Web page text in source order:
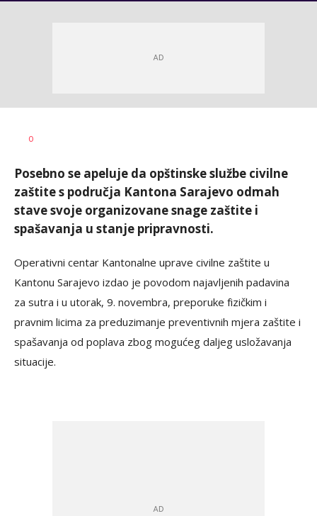
AUTOR
0
Posebno se apeluje da opštinske službe civilne
zaštite s područja Kantona Sarajevo odmah
stave svoje organizovane snage zaštite i
spašavanja u stanje pripravnosti.
Operativni centar Kantonalne uprave civilne zaštite u
Kantonu Sarajevo izdao je povodom najavljenih padavina
za sutra i u utorak, 9. novembra, preporuke fizičkim i
pravnim licima za preduzimanje preventivnih mjera zaštite i
spašavanja od poplava zbog mogućeg daljeg usložavanja
situacije.